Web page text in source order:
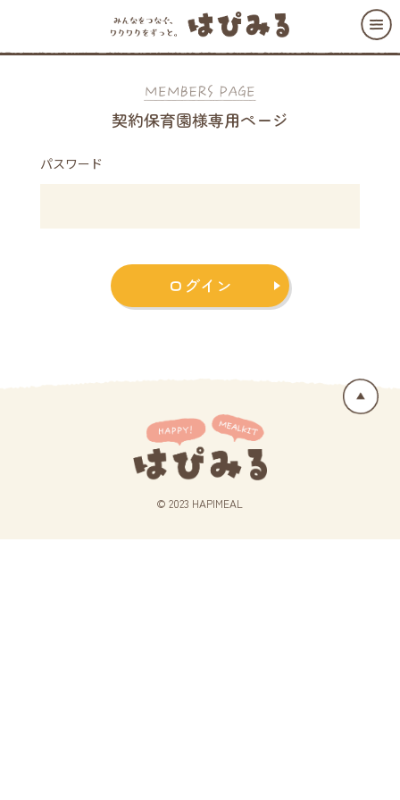
契約保育園様専用ページ
パスワード
ログイン
© 2023 HAPIMEAL